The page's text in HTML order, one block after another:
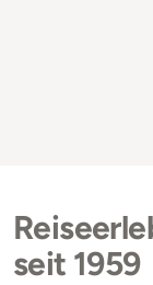
seit 1959